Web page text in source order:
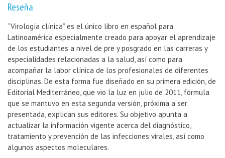
Reseña
“Virología clínica” es el único libro en español para
Latinoamérica especialmente creado para apoyar el aprendizaje
de los estudiantes a nivel de pre y posgrado en las carreras y
especialidades relacionadas a la salud, así como para
acompañar la labor clínica de los profesionales de diferentes
disciplinas. De esta forma fue diseñado en su primera edición, de
Editorial Mediterráneo, que vio la luz en julio de 2011, fórmula
que se mantuvo en esta segunda versión, próxima a ser
presentada, explican sus editores. Su objetivo apunta a
actualizar la información vigente acerca del diagnóstico,
tratamiento y prevención de las infecciones virales, así como
algunos aspectos moleculares.